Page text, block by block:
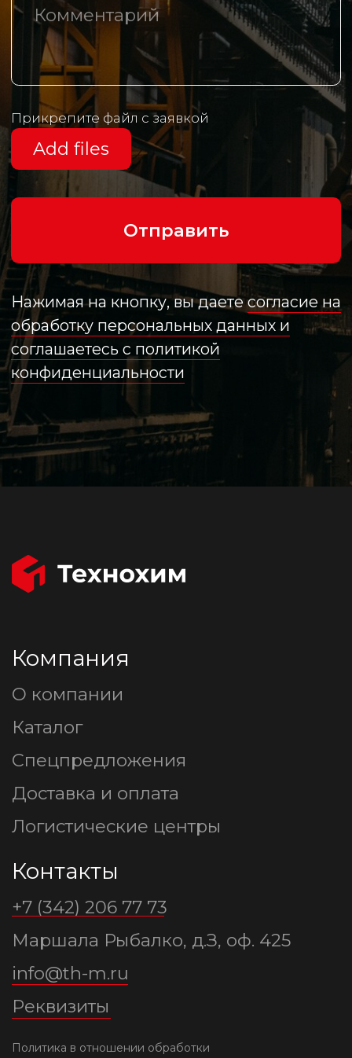
Реквизиты
Разработано агентством
Политика в отношении обработки
персональных данных